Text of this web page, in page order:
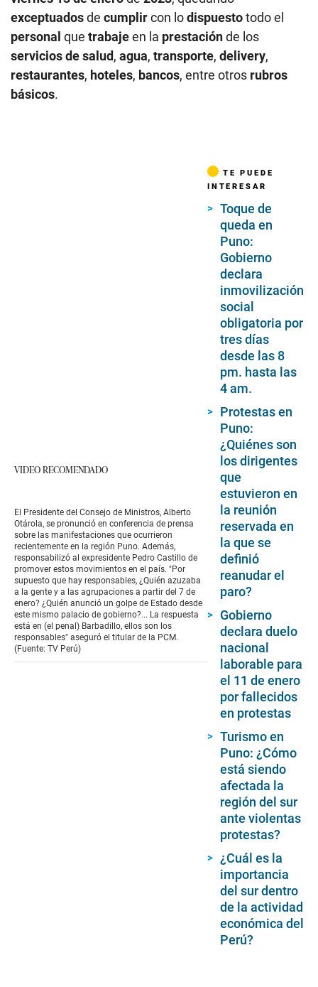
exceptuadosde cumplircon lodispuestotodo el
personal que trabajeen la prestaciónde los
servicios de salud, agua, transporte, delivery,
restaurantes, hoteles, bancos, entre otros rubros
básicos.
VIDEO RECOMENDADO
El Presidente del Consejo de Ministros, Alberto
Otárola, se pronunció en conferencia de prensa
sobre las manifestaciones que ocurrieron
recientemente en la región Puno. Además,
responsabilizó al expresidente Pedro Castillo de
promover estos movimientos en el país. "Por
supuesto que hay responsables, ¿Quién azuzaba
a la gente y a las agrupaciones a partir del 7 de
enero? ¿Quién anunció un golpe de Estado desde
este mismo palacio de gobierno?... La respuesta
está en (el penal) Barbadillo, ellos son los
responsables" aseguró el titular de la PCM.
(Fuente: TV Perú)
TE PUEDE
INTERESAR
Toque de
queda en
Puno:
Gobierno
declara
inmovilización
social
obligatoria por
tres días
desde las 8
pm. hasta las
4 am.
Protestas en
Puno:
¿Quiénes son
los dirigentes
que
estuvieron en
la reunión
reservada en
la que se
definió
reanudar el
paro?
Gobierno
declara duelo
nacional
laborable para
el 11 de enero
por fallecidos
en protestas
Turismo en
Puno: ¿Cómo
está siendo
afectada la
región del sur
ante violentas
protestas?
¿Cuál es la
importancia
del sur dentro
de la actividad
económica del
Perú?